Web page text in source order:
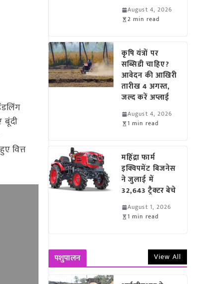
बूंदी
वित्त
August 4, 2026
2 min read
कृषि यंत्रों पर
सब्सिडी चाहिए?
आवेदन की आखिरी
तारीख 4 अगस्त,
जल्द करें अप्लाई
August 4, 2026
1 min read
महिंद्रा फार्म
इक्विपमेंट बिजनेस
ने जुलाई में
32,643 ट्रैक्टर बेचे
August 1, 2026
1 min read
पशुपालन View All